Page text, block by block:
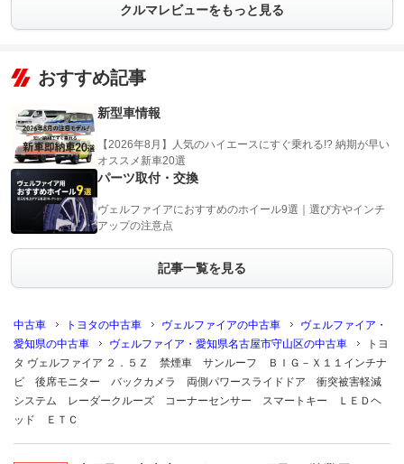
クルマレビューをもっと見る
おすすめ記事
新型車情報
【2026年8月】人気のハイエースにすぐ乗れる!? 納期が早い
オススメ新車20選
パーツ取付・交換
ヴェルファイアにおすすめのホイール9選｜選び方やインチ
アップの注意点
記事一覧を見る
中古車 トヨタの中古車 ヴェルファイアの中古車
ヴェルファイア・
愛知県の中古車
ヴェルファイア・愛知県名古屋市守山区の中古車
トヨ
タ ヴェルファイア ２．５Ｚ 禁煙車 サンルーフ ＢＩＧ－Ｘ１１インチナ
ビ 後席モニター バックカメラ 両側パワースライドドア 衝突被害軽減
システム レーダークルーズ コーナーセンサー スマートキー ＬＥＤヘ
ッド ＥＴＣ